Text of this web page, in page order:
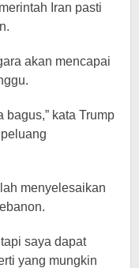
Iran pasti
akan mencapai
bagus,” kata Trump
menyelesaikan
saya dapat
yang mungkin